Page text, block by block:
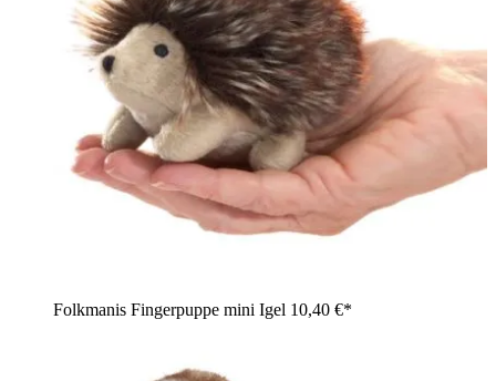
Folkmanis Fingerpuppe mini Igel 10,40 €*